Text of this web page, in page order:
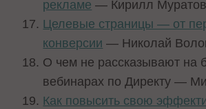
рекламе — Кирилл Муратов
Целевые страницы — от
конверсии — Николай
О чем не рассказывают на
вебинарах по Директу —
Как повысить свою